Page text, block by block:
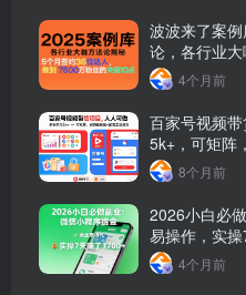
波波来了案
论，各行业
4个月前
百家号视频
5k+，可矩阵
8个月前
2026小白必
易操作，实操
4个月前